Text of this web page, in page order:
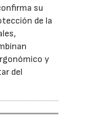
su
de la
y
del